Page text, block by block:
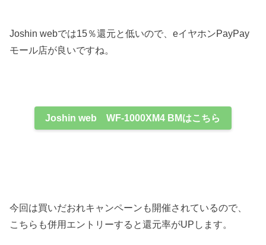
Joshin webでは15％還元と低いので、eイヤホンPayPay
モール店が良いですね。
Joshin web WF-1000XM4 BMはこちら
今回は買いだおれキャンペーンも開催されているので、
こちらも併用エントリーすると還元率がUPします。